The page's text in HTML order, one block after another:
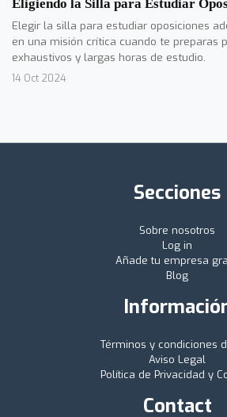
Eligiendo la Silla para Estudiar
Elegir la silla para estudiar oposiciones
en una misión crítica cuando te preparas
exhaustivos y largas horas de estudio.
14 Oct 2024
Secciones
Sobre nosotros
Log in
Añade tu empresa
Blog
Términos y condiciones
Aviso Legal
Política de Privacidad y
Contact